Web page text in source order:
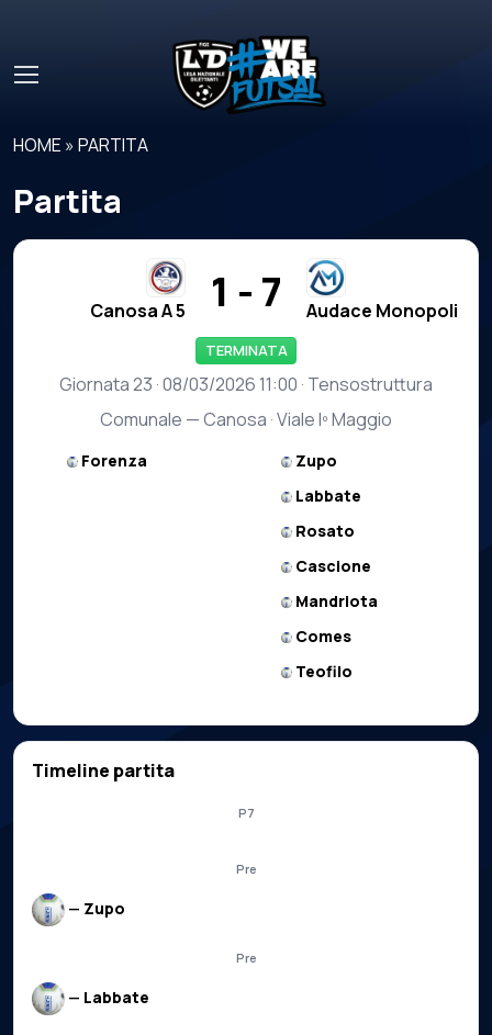
HOME »PARTITA
Partita
Canosa A 5 1 - 7 Audace Monopoli
TERMINATA
Giornata 23 · 08/03/2026 11:00 · Tensostruttura
Comunale — Canosa · Viale Iº Maggio
Forenza
Zupo
Labbate
Rosato
Cascione
Mandriota
Comes
Teofilo
Timeline partita
P7
Pre
— Zupo
Pre
— Labbate